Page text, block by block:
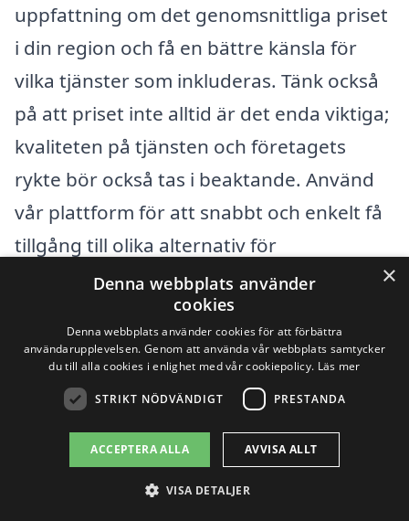
uppfattning om det genomsnittliga priset
i din region och få en bättre känsla för
vilka tjänster som inkluderas. Tänk också
på att priset inte alltid är det enda viktiga;
kvaliteten på tjänsten och företagets
rykte bör också tas i beaktande. Använd
vår plattform för att snabbt och enkelt få
tillgång till olika alternativ för
avloppsrensning i Nykroppa. Vi hjälper dig
att hitta rätt företag för att lösa dina
behov till ett konkurrenskraftigt pris.
Få 3 erbjudanden, gratis och utan
förpliktelser
×
Denna webbplats använder
cookies
Denna webbplats använder cookies för att förbättra
användarupplevelsen. Genom att använda vår webbplats samtycker
du till alla cookies i enlighet med vår cookiepolicy. Läs mer
STRIKT NÖDVÄNDIGT PRESTANDA
ACCEPTERA ALLA AVVISA ALLT
VISA DETALJER